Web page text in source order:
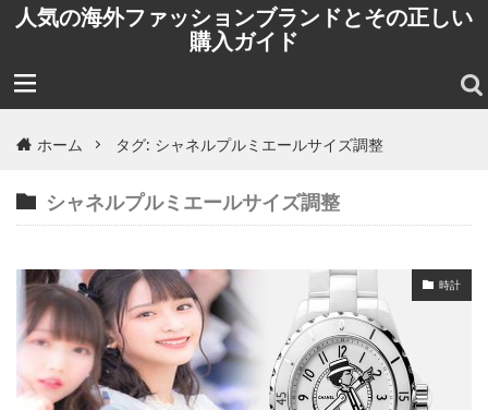
人気の海外ファッションブランドとその正しい
購入ガイド
ホーム タグ: シャネルプルミエールサイズ調整
シャネルプルミエールサイズ調整
時計